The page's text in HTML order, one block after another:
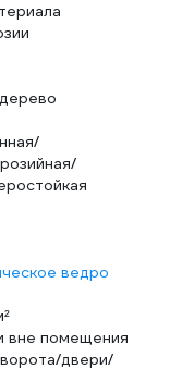
ведро
вне помещения
двери/